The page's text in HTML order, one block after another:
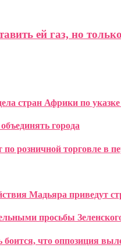
ей газ, но
стран Африки по
города
розничной торговле в
Мадьяра приведут
просьбы
что оппозиция